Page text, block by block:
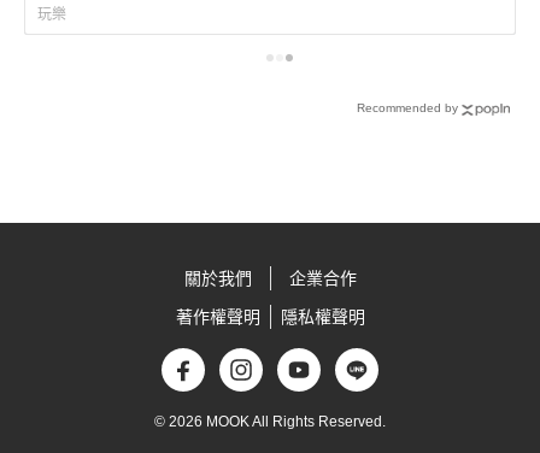
玩樂
Recommended by
關於我們
企業合作
著作權聲明
隱私權聲明
© 2026 MOOK All Rights Reserved.